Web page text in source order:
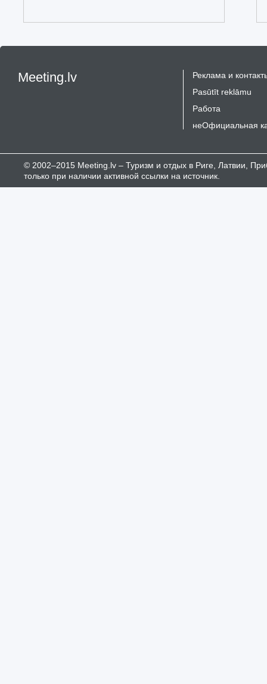
Meeting.lv
Реклама и
Pasūtīt reklāmu
Работа
неОфициальная
© 2002–2015 Meeting.lv – Туризм и отдых в Риге, Латвии,
только при наличии активной ссылки на источник.